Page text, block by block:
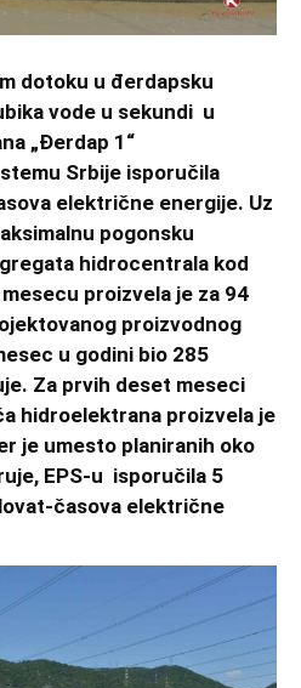
dotoku u đerdapsku
vode u sekundi u
„Đerdap 1“
Srbije isporučila
električne energije. Uz
pogonsku
hidrocentrala kod
proizvela je za 94
proizvodnog
u godini bio 285
Za prvih deset meseci
hidroelektrana proizvela je
je umesto planiranih oko
EPS-u isporučila 5
časova električne